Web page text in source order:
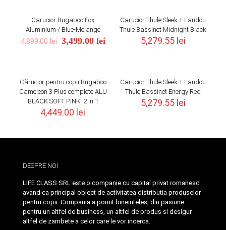
ON SALE
Carucior Bugaboo Fox
Aluminium / Blue-Melange
4,899.00lei Original
3,499.00 leiCurrent
Carucior Thule Sleek + Landou
Thule Bassinet Midnight Black
5,279.55 lei
Cărucior pentru copii Bugaboo
Cameleon 3 Plus complete ALU
BLACK SOFT PINK, 2 in 1
4,449.00 lei
Carucior Thule Sleek + Landou
Thule Bassinet Energy Red
5,279.55 lei
DESPRE NOI
LIFE CLASS SRL este o companie cu capital privat romanesc
avand ca principal obiect de activitatea distributia produselor
pentru copii. Compania a pornit bineinteles, din pasiune
pentru un altfel de business, un altfel de produs si desigur
altfel de zambete a celor care le vor incerca.